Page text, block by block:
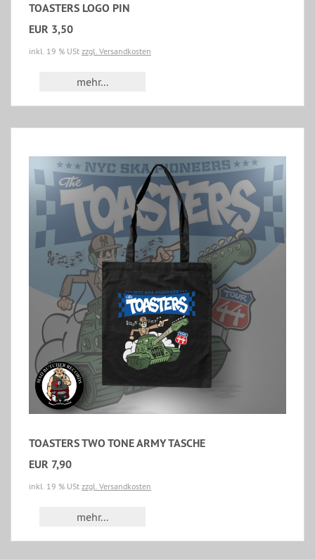
TOASTERS LOGO PIN
EUR 3,50
inkl. 19 % USt zzgl. Versandkosten
mehr...
TOASTERS TWO TONE ARMY TASCHE
EUR 7,90
inkl. 19 % USt zzgl. Versandkosten
mehr...